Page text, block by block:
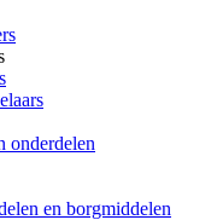
onderdelen
en borgmiddelen